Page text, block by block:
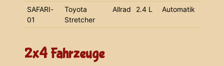
SAFARI-
01
Toyota
Stretcher
Allrad 2.4 L Automatik
2x4 Fahrzeuge